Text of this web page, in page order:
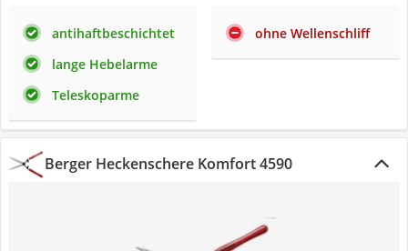
antihaftbeschichtet
lange Hebelarme
Teleskoparme
ohne Wellenschliff
Berger Heckenschere Komfort 4590